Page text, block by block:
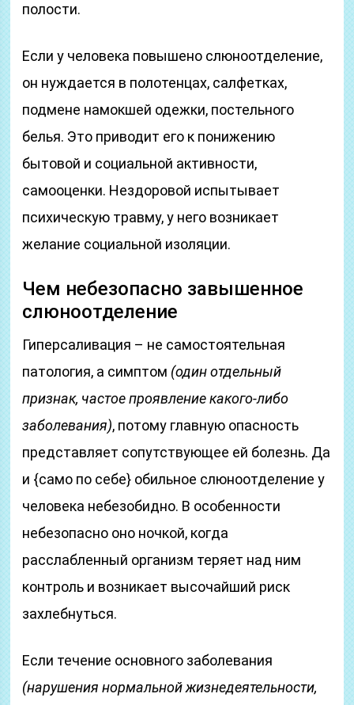
полости.
Если у человека повышено слюноотделение,
он нуждается в полотенцах, салфетках,
подмене намокшей одежки, постельного
белья. Это приводит его к понижению
бытовой и социальной активности,
самооценки. Нездоровой испытывает
психическую травму, у него возникает
желание социальной изоляции.
Чем небезопасно завышенное
слюноотделение
Гиперсаливация – не самостоятельная
патология, а симптом (один отдельный
признак, частое проявление какого-либо
заболевания), потому главную опасность
представляет сопутствующее ей болезнь. Да
и {само по себе} обильное слюноотделение у
человека небезобидно. В особенности
небезопасно оно ночкой, когда
расслабленный организм теряет над ним
контроль и возникает высочайший риск
захлебнуться.
Если течение основного заболевания
(нарушения нормальной жизнедеятельности,